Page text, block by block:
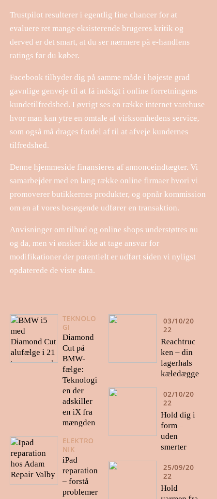
Trustpilot resulterer i egentlig fine chancer for at
evaluere ret mange eksisterende brugeres kritik og
derved er det smart, at du ser nærmere på e-handlens
ratings før du køber.
Facebook tilbyder dig på samme måde i højeste grad
gavnlige genveje til at få indsigt i online forretningens
kundetilfredshed. I øvrigt ses en række internet varehuse
hvor man kan ytre en omtale af virksomhedens service,
som også må drages fordel af til at afveje kundernes
tilfredshed.
Denne hjemmeside finansieres af annonceindtægter. Vi
samarbejder med en lang række online firmaer hvori vi
promoverer butikkernes produkter, og opnår kommission
om en af vores besøgende udfører en transaktion.
Anvisninger om tilbud og online shops understøttes nu
og da, men vi ønsker ikke at tage ansvar for
modifikationer der potentielt er udført siden vi nyligst
opdaterede de viste data.
TEKNOLO
GI
Diamond
Cut på
BMW-
fælge:
Teknologi
en der
adskiller
en iX fra
mængden
ELEKTRO
NIK
iPad
reparation
– forstå
problemer
03/10/20
22
Reachtruc
ken – din
lagerhals
kæledægge
02/10/20
22
Hold dig i
form –
uden
smerter
25/09/20
22
Hold